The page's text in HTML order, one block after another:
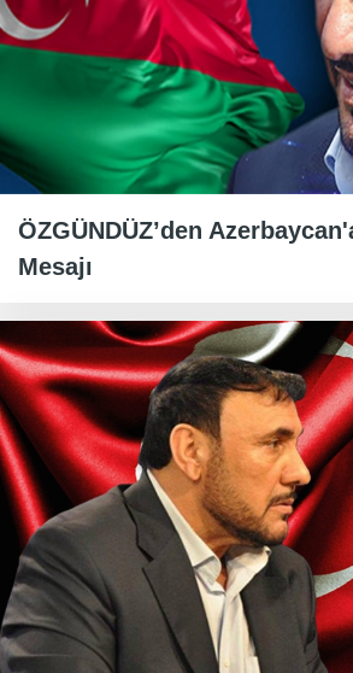
ÖZGÜNDÜZ’den
Mesajı